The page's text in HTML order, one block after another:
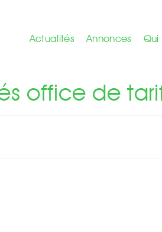
Actualités Annonces Qui
office de